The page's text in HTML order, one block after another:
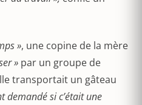
», une copine de la mère
» par un groupe de
transportait un gâteau
demandé si c’était une